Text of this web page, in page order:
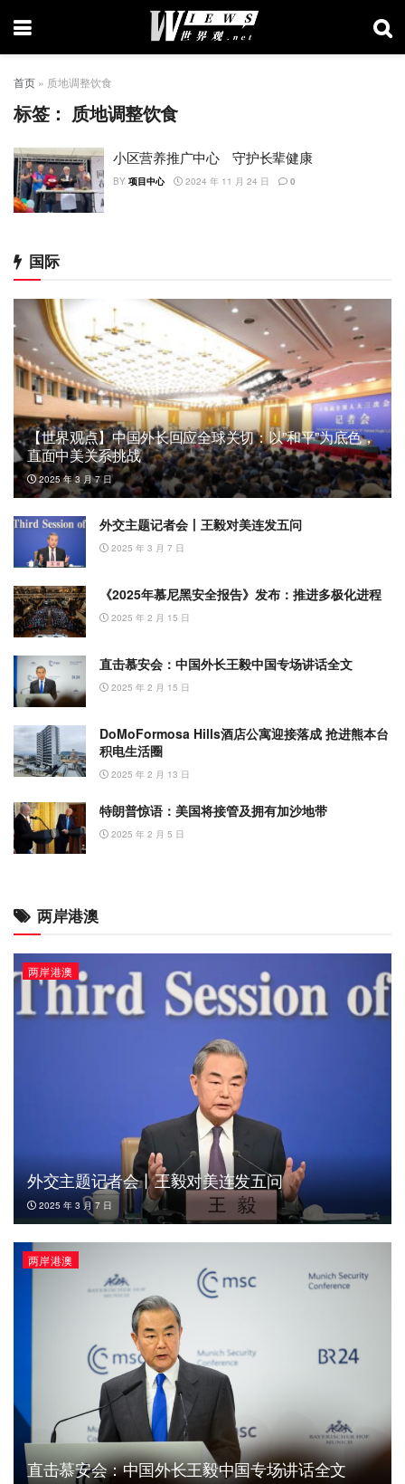
首页 » 质地调整饮食
标签： 质地调整饮食
小区营养推广中心 守护长辈健康
BY 项目中心 2024 年 11 月 24 日 0
国际
【世界观点】中国外长回应全球关切：以”和平”为底色，
直面中美关系挑战
2025 年 3 月 7 日
外交主题记者会丨王毅对美连发五问
2025 年 3 月 7 日
《2025年慕尼黑安全报告》发布：推进多极化进程
2025 年 2 月 15 日
直击慕安会：中国外长王毅中国专场讲话全文
2025 年 2 月 15 日
DoMoFormosa Hills酒店公寓迎接落成 抢进熊本台
积电生活圈
2025 年 2 月 13 日
特朗普惊语：美国将接管及拥有加沙地带
2025 年 2 月 5 日
两岸港澳
两岸港澳
外交主题记者会丨王毅对美连发五问
2025 年 3 月 7 日
两岸港澳
直击慕安会：中国外长王毅中国专场讲话全文